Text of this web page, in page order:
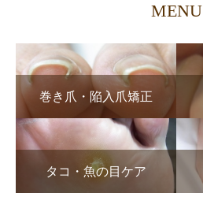
MENU
巻き爪・陥入爪矯正
タコ・魚の目ケア